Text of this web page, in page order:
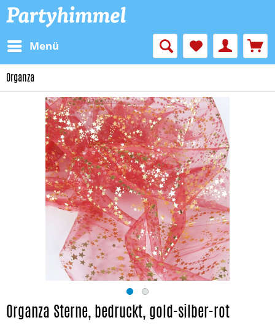
Menü
Organza
Organza Sterne, bedruckt, gold-silber-rot